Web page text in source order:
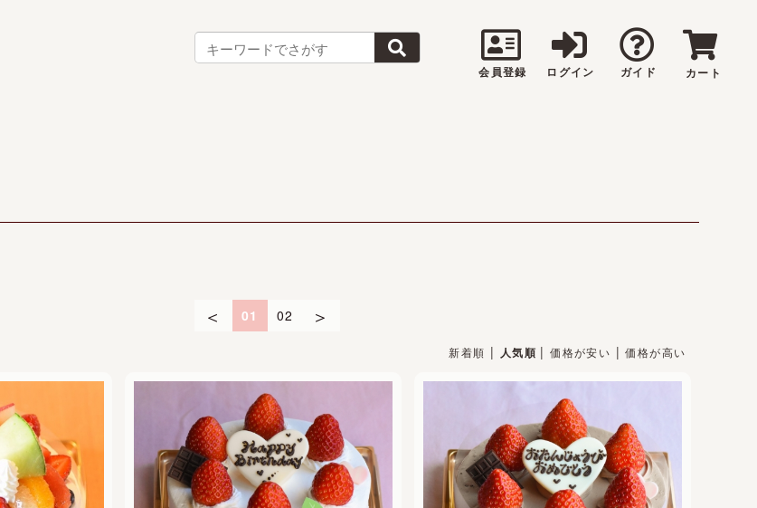
会員登録 ログイン ガイド カート
＜ 01 02 ＞
新着順 | 人気順 |価格が安い |価格が高い